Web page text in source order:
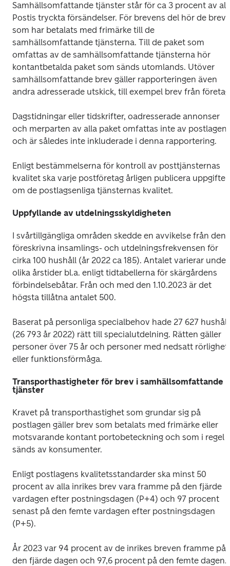
Samhällsomfattande tjänster står för ca 3 procent av
Postis tryckta försändelser. För brevens del hör de brev
som har betalats med frimärke till de
samhällsomfattande tjänsterna. Till de paket som
omfattas av de samhällsomfattande tjänsterna hör
kontantbetalda paket som sänds utomlands. Utöver
samhällsomfattande brev gäller rapporteringen även
andra adresserade utskick, till exempel brev från
Dagstidningar eller tidskrifter, oadresserade annonser
och merparten av alla paket omfattas inte av postlagen
och är således inte inkluderade i denna rapportering.
Enligt bestämmelserna för kontroll av posttjänsternas
kvalitet ska varje postföretag årligen publicera uppgifter
om de postlagsenliga tjänsternas kvalitet.
Uppfyllande av utdelningsskyldigheten
I svårtillgängliga områden skedde en avvikelse från den
föreskrivna insamlings- och utdelningsfrekvensen för
cirka 100 hushåll (år 2022 ca 185). Antalet varierar under
olika årstider bl.a. enligt tidtabellerna för skärgårdens
förbindelsebåtar. Från och med den 1.10.2023 är det
högsta tillåtna antalet 500.
Baserat på personliga specialbehov hade 27 627 hushåll
(26 793 år 2022) rätt till specialutdelning. Rätten gäller
personer över 75 år och personer med nedsatt rörlighet
eller funktionsförmåga.
Transporthastigheter för brev i samhällsomfattande
tjänster
Kravet på transporthastighet som grundar sig på
postlagen gäller brev som betalats med frimärke eller
motsvarande kontant portobeteckning och som i regel
sänds av konsumenter.
Enligt postlagens kvalitetsstandarder ska minst 50
procent av alla inrikes brev vara framme på den fjärde
vardagen efter postningsdagen (P+4) och 97 procent
senast på den femte vardagen efter postningsdagen
(P+5).
År 2023 var 94 procent av de inrikes breven framme på
den fjärde dagen och 97,6 procent på den femte dagen.